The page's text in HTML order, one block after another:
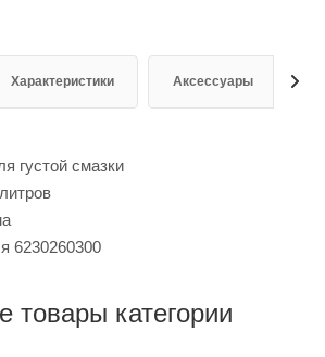
Характеристики Аксессуары
густой смазки
6230260300
товары категории